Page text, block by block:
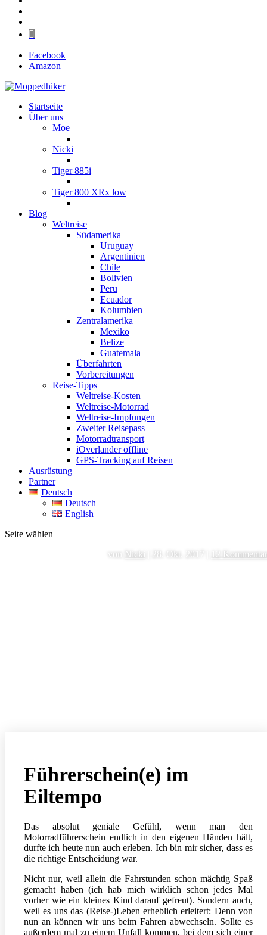
Facebook
Amazon
Startseite
Über uns
Moe
Nicki
Tiger 885i
Tiger 800 XRx low
Blog
Weltreise
Südamerika
Uruguay
Argentinien
Chile
Bolivien
Peru
Ecuador
Kolumbien
Zentralamerika
Mexiko
Belize
Guatemala
Überfahrten
Vorbereitungen
Reise-Tipps
Weltreise-Kosten
Weltreise-Motorrad
Weltreise-Impfungen
Zweiter Reisepass
Motorradtransport
iOverlander offline
GPS-Tracking auf Reisen
Ausrüstung
Partner
Deutsch
Deutsch
English
Seite wählen
von Nicki 28. Okt. 2017 12
Führerschein(e) im
Eiltempo
Das absolut geniale Gefühl, wenn man den
Motorradführerschein endlich in den eigenen Händen hält,
durfte ich heute nun auch erleben. Ich bin mir sicher, dass es
die richtige Entscheidung war.
Nicht nur, weil allein die Fahrstunden schon mächtig Spaß
gemacht haben (ich hab mich wirklich schon jedes Mal
vorher wie ein kleines Kind darauf gefreut). Sondern auch,
weil es uns das (Reise-)Leben erheblich erleitert: Denn von
nun an können wir uns beim Fahren abwechseln. Sollte es
außerdem mal zu einem Unfall kommen, bei dem sich einer